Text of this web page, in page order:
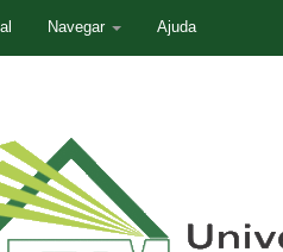
Navegar Ajuda